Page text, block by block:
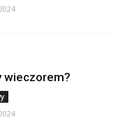
wieczorem?